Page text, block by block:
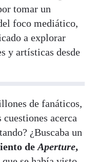
tomar un
foco mediático,
a explorar
y artísticas desde
de fanáticos,
acerca
¿Buscaba un
de Aperture,